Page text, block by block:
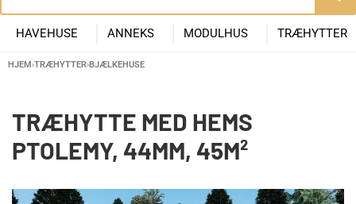
HAVEHUSE
Lille Havehus i Træ
ANNEKS
Luksus Anneks
MODULHUS TRÆHYTTER
HJEM›TRÆHYTTER›BJÆLKEHUSE
TRÆHYTTE MED HEMS
PTOLEMY, 44MM, 45M²